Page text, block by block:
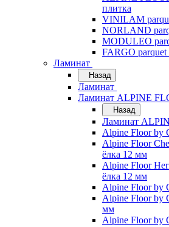
плитка
VINILAM
NORLAND
MODULEO
FARGO parquet
Ламинат
Назад
Ламинат
Ламинат ALPINE
Назад
Ламинат
Alpine Floor by
Alpine Floor
ёлка 12 мм
Alpine Floor
ёлка 12 мм
Alpine Floor by
Alpine Floor by
мм
Alpine Floor by